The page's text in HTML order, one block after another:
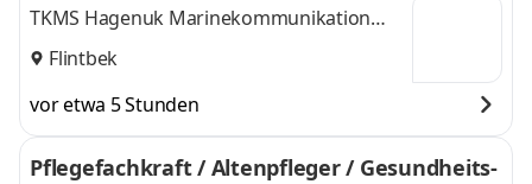
TKMS Hagenuk Marinekommunikation
GmbH
Flintbek
vor etwa 5 Stunden
Pflegefachkraft / Altenpfleger / Gesundheits-